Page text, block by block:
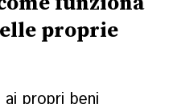
proprie